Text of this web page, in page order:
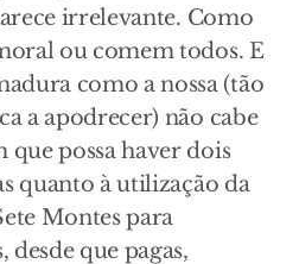
irrelevante. Como
ou comem todos. E
como a nossa (tão
a apodrecer) não cabe
que possa haver dois
quanto à utilização da
Montes para
que pagas,